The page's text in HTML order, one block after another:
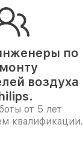
по
воздуха
от 5 лет
квалификации.